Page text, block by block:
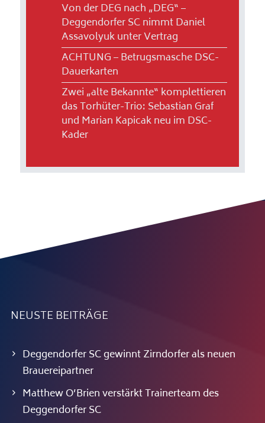
Von der DEG nach „DEG“ –
Deggendorfer SC nimmt Daniel
Assavolyuk unter Vertrag
ACHTUNG – Betrugsmasche DSC-
Dauerkarten
Zwei „alte Bekannte“ komplettieren
das Torhüter-Trio: Sebastian Graf
und Marian Kapicak neu im DSC-
Kader
NEUSTE BEITRÄGE
Deggendorfer SC gewinnt Zirndorfer als neuen
Brauereipartner
Matthew O’Brien verstärkt Trainerteam des
Deggendorfer SC